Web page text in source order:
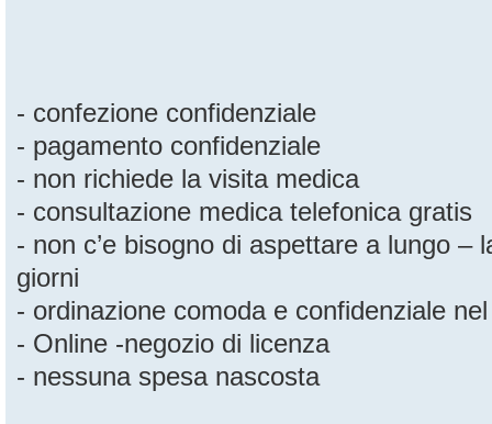
- confezione confidenziale
- pagamento confidenziale
- non richiede la visita medica
- consultazione medica telefonica gratis
- non c’e bisogno di aspettare a lungo –
giorni
- ordinazione comoda e confidenziale
- Online -negozio di licenza
- nessuna spesa nascosta